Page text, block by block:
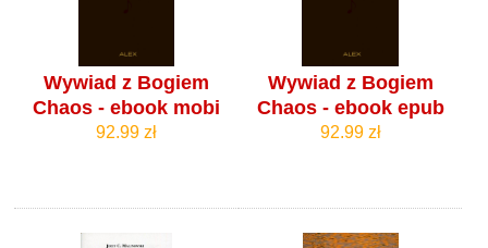
Wywiad z Bogiem
Chaos - ebook mobi
92.99 zł
Wywiad z Bogiem
Chaos - ebook epub
92.99 zł